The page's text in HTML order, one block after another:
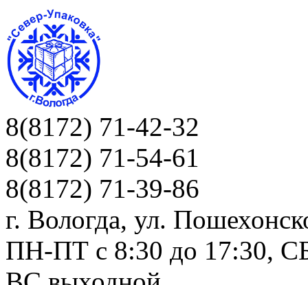
8(8172) 71-42-32
8(8172) 71-54-61
8(8172) 71-39-86
г. Вологда, ул.
ПН-ПТ c 8:30 до 17:30,